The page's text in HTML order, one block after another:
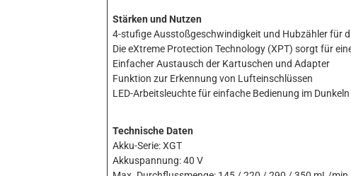
Stärken und Nutzen
4-stufige Ausstoßgeschwindigkeit und Hubzähler für
Die eXtreme Protection Technology (XPT) sorgt für
Einfacher Austausch der Kartuschen und Adapter
Funktion zur Erkennung von Lufteinschlüssen
LED-Arbeitsleuchte für einfache Bedienung im Dunkeln
Technische Daten
Akku-Serie: XGT
Akkuspannung: 40 V